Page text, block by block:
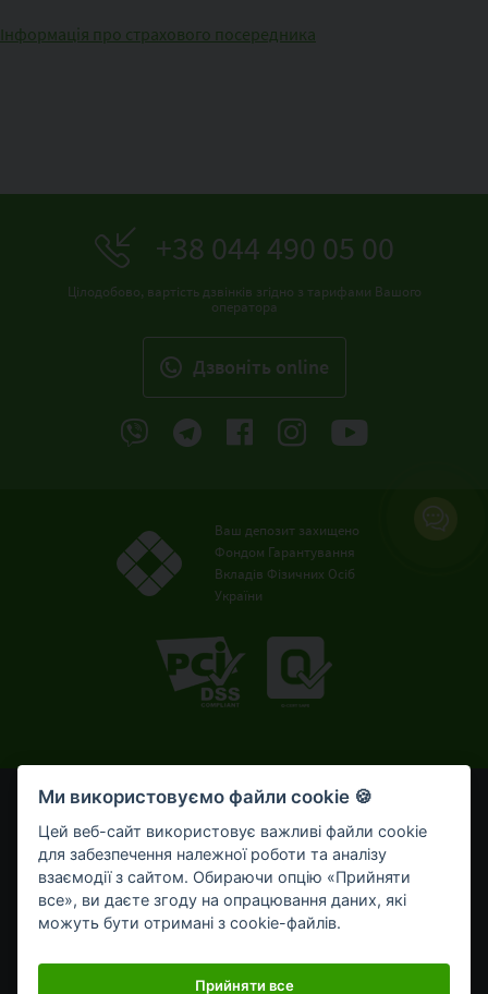
Інформація про страхового посередника
+38 044 490 05 00
Цілодобово, вартість дзвінків згідно з тарифами Вашого
оператора
Дзвонiть online
Ваш депозит захищено
Фондом Гарантування
Вкладів Фізичних Осіб
України
© OTP Bank, 2008-2026. Усі права захищені.
Ліцензія НБУ № 191 від 05.10.2011 р.
Внесено до Державного реєстру банків №273
від 02.03.1998 р.
Умови використання
Bикористання cookie-файлів
Мобільний застосунок OTP Bank UA для приватних клієнтів
Ми використовуємо файли cookie 🍪
Цей веб-сайт використовує важливі файли cookie
для забезпечення належної роботи та аналізу
взаємодії з сайтом. Обираючи опцію «Прийняти
все», ви даєте згоду на опрацювання даних, які
можуть бути отримані з cookie-файлів.
Прийняти все